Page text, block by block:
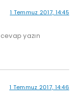
1 Temmuz 2017, 14:45
yazın
1 Temmuz 2017, 14:46